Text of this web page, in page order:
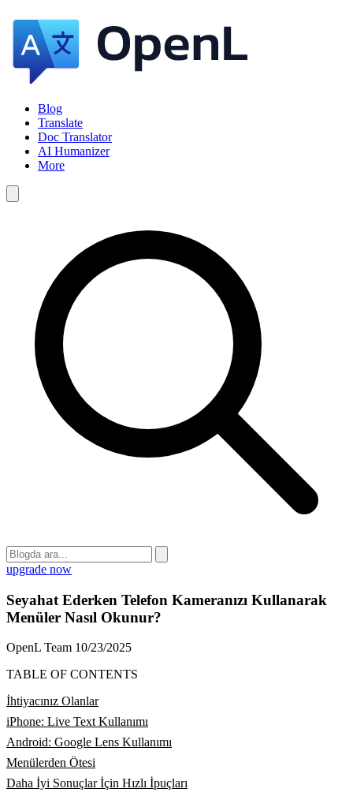
Blog
Translate
Doc Translator
AI Humanizer
More
upgrade now
Seyahat Ederken Telefon Kameranızı Kullanarak
Menüler Nasıl Okunur?
OpenL Team 10/23/2025
TABLE OF CONTENTS
İhtiyacınız Olanlar
iPhone: Live Text Kullanımı
Android: Google Lens Kullanımı
Menülerden Ötesi
Daha İyi Sonuçlar İçin Hızlı İpuçları